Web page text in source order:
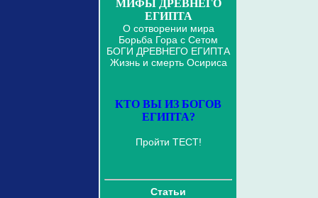
МИФЫ ДРЕВНЕГО
ЕГИПТА
О сотворении мира
Борьба Гора с Сетом
БОГИ ДРЕВНЕГО ЕГИПТА
Жизнь и смерть Осириса
КТО ВЫ ИЗ БОГОВ
ЕГИПТА?
Пройти ТЕСТ!
Статьи